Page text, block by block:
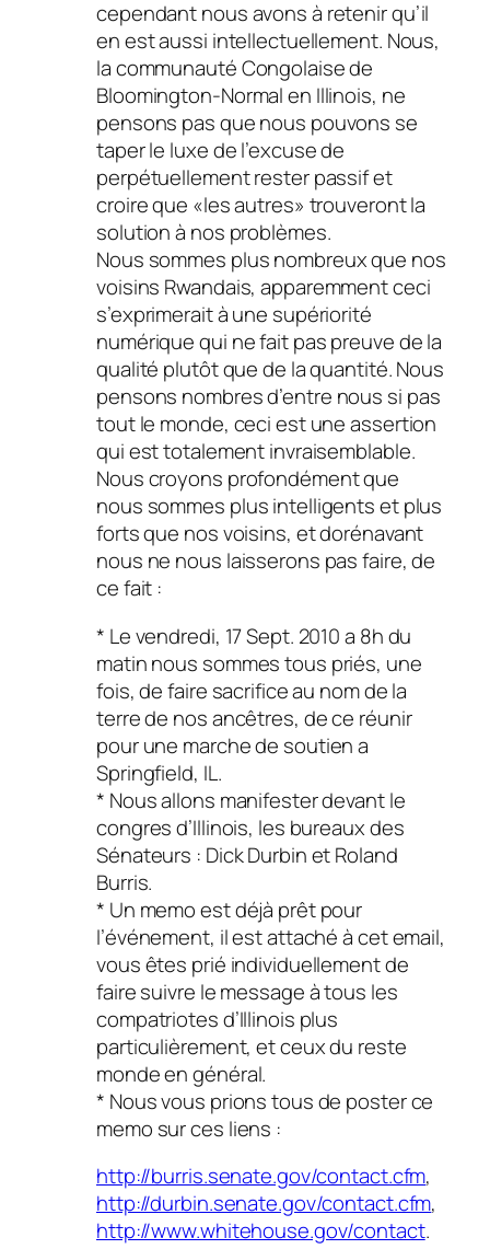
cependant nous avons à retenir qu’il
en est aussi intellectuellement. Nous,
la communauté Congolaise de
Bloomington-Normal en Illinois, ne
pensons pas que nous pouvons se
taper le luxe de l’excuse de
perpétuellement rester passif et
croire que «les autres» trouveront la
solution à nos problèmes.
Nous sommes plus nombreux que nos
voisins Rwandais, apparemment ceci
s’exprimerait à une supériorité
numérique qui ne fait pas preuve de la
qualité plutôt que de la quantité. Nous
pensons nombres d’entre nous si pas
tout le monde, ceci est une assertion
qui est totalement invraisemblable.
Nous croyons profondément que
nous sommes plus intelligents et plus
forts que nos voisins, et dorénavant
nous ne nous laisserons pas faire, de
ce fait :
* Le vendredi, 17 Sept. 2010 a 8h du
matin nous sommes tous priés, une
fois, de faire sacrifice au nom de la
terre de nos ancêtres, de ce réunir
pour une marche de soutien a
Springfield, IL.
* Nous allons manifester devant le
congres d’Illinois, les bureaux des
Sénateurs : Dick Durbin et Roland
Burris.
* Un memo est déjà prêt pour
l’événement, il est attaché à cet email,
vous êtes prié individuellement de
faire suivre le message à tous les
compatriotes d’Illinois plus
particulièrement, et ceux du reste
monde en général.
* Nous vous prions tous de poster ce
memo sur ces liens :
http://burris.senate.gov/contact.cfm,
http://durbin.senate.gov/contact.cfm,
http://www.whitehouse.gov/contact.